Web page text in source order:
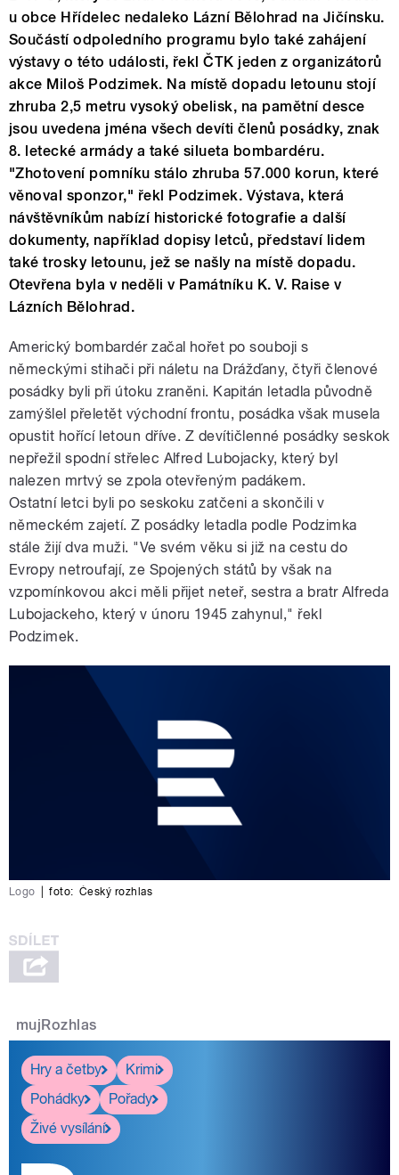
u obce Hřídelec nedaleko Lázní Bělohrad na Jičínsku.
Součástí odpoledního programu bylo také zahájení
výstavy o této události, řekl ČTK jeden z organizátorů
akce Miloš Podzimek. Na místě dopadu letounu stojí
zhruba 2,5 metru vysoký obelisk, na pamětní desce
jsou uvedena jména všech devíti členů posádky, znak
8. letecké armády a také silueta bombardéru.
"Zhotovení pomníku stálo zhruba 57.000 korun, které
věnoval sponzor," řekl Podzimek. Výstava, která
návštěvníkům nabízí historické fotografie a další
dokumenty, například dopisy letců, představí lidem
také trosky letounu, jež se našly na místě dopadu.
Otevřena byla v neděli v Památníku K. V. Raise v
Lázních Bělohrad.
Americký bombardér začal hořet po souboji s
německými stihači při náletu na Drážďany, čtyři členové
posádky byli při útoku zraněni. Kapitán letadla původně
zamýšlel přeletět východní frontu, posádka však musela
opustit hořící letoun dříve. Z devítičlenné posádky seskok
nepřežil spodní střelec Alfred Lubojacky, který byl
nalezen mrtvý se zpola otevřeným padákem.
Ostatní letci byli po seskoku zatčeni a skončili v
německém zajetí. Z posádky letadla podle Podzimka
stále žijí dva muži. "Ve svém věku si již na cestu do
Evropy netroufají, ze Spojených států by však na
vzpomínkovou akci měli přijet neteř, sestra a bratr Alfreda
Lubojackeho, který v únoru 1945 zahynul," řekl
Podzimek.
Logo foto: Český rozhlas
mujRozhlas
Hry a četby
Krimi
Pohádky
Pořady
Živé vysílání